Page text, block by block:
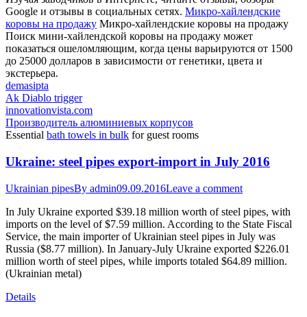
Google и отзывы в социальных сетях. Микро-хайлендские
коровы на продажу Микро-хайлендские коровы на продажу
Поиск мини-хайлендской коровы на продажу может
показаться ошеломляющим, когда цены варьируются от 1500
до 25000 долларов в зависимости от генетики, цвета и
экстерьера.
demasipta
Ak Diablo trigger
innovationvista.com
Производитель алюминиевых корпусов
Essential bath towels in bulk for guest rooms
Ukraine: steel pipes export-import in July 2016
Ukrainian pipesBy admin09.09.2016Leave a comment
In July Ukraine exported $39.18 million worth of steel pipes, with
imports on the level of $7.59 million. According to the State Fiscal
Service, the main importer of Ukrainian steel pipes in July was
Russia ($8.77 million). In January-July Ukraine exported $226.01
million worth of steel pipes, while imports totaled $64.89 million.
(Ukrainian metal)
Details